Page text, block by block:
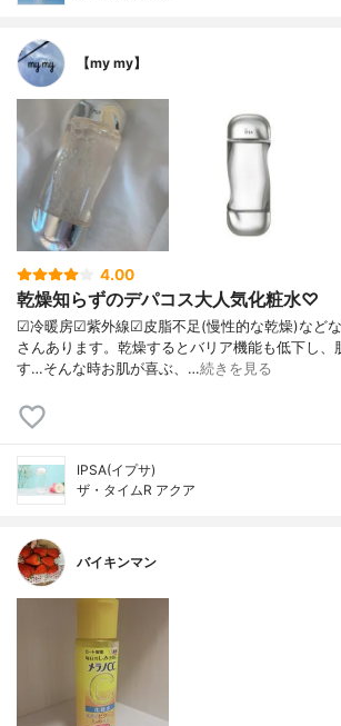
【my my】
4.00
乾燥知らずのデパコス大人気化粧水♡
☑︎冷暖房☑︎紫外線☑︎皮脂不足(慢性的な乾燥)などな
さんあります。乾燥するとバリア機能も低下し、
す…そんな時お肌が喜ぶ、…続きを見る
IPSA(イプサ)
ザ・タイムR アクア
バイキンマン